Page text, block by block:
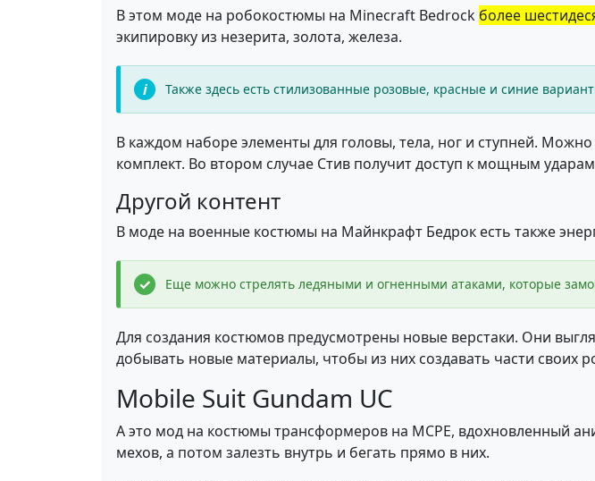
В этом моде на робокостюмы на Minecraft Bedrock более
экипировку из незерита, золота, железа.
Также здесь есть стилизованные розовые, красные и синие
В каждом наборе элементы для головы, тела, ног и ступней.
комплект. Во втором случае Стив получит доступ к мощным
Другой контент
В моде на военные костюмы на Майнкрафт Бедрок есть также
Еще можно стрелять ледяными и огненными атаками, которые
Для создания костюмов предусмотрены новые верстаки. Они
добывать новые материалы, чтобы из них создавать части своих
Mobile Suit Gundam UC
А это мод на костюмы трансформеров на MCPE, вдохновленный
мехов, а потом залезть внутрь и бегать прямо в них.